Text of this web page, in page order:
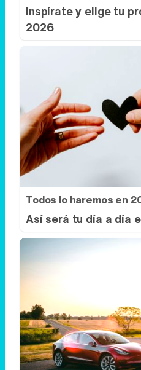
Inspírate y elige tu
2026
Todos lo haremos en
Así será tu día a día